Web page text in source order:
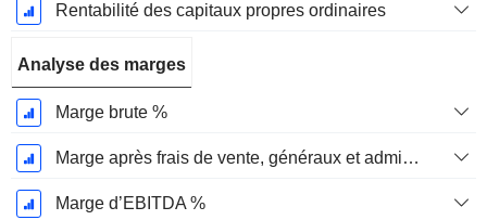
Rentabilité des capitaux propres ordinaires
Analyse des marges
Marge brute %
Marge après frais de vente, généraux et administratifs %
Marge d’EBITDA %